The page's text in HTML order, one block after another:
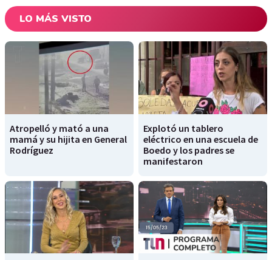
LO MÁS VISTO
Atropelló y mató a una
mamá y su hijita en General
Rodríguez
Explotó un tablero
eléctrico en una escuela de
Boedo y los padres se
manifestaron